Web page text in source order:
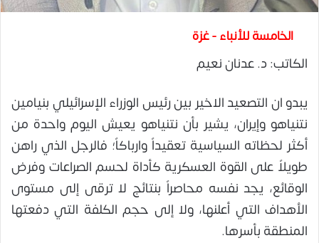
الخامسة للأنباء - غزة
الكاتب: د. عدنان نعيم
يبدو ان التصعيد الاخير بين رئيس الوزراء الإسرائيلي بنيامين
نتنياهو وإيران، يشير بأن نتنياهو يعيش اليوم واحدة من
أكثر لحظاته السياسية تعقيداً وارباكاً؛ فالرجل الذي راهن
طويلاً على القوة العسكرية كأداة لحسم الصراعات وفرض
الوقائع، يجد نفسه محاصراً بنتائج لا ترقى إلى مستوى
الأهداف التي أعلنها، ولا إلى حجم الكلفة التي دفعتها
المنطقة بأسرها.